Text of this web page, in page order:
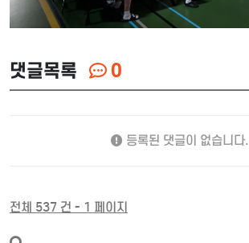
댓글목록 0
등록된 댓글이 없습니다.
전체 537 건 - 1 페이지